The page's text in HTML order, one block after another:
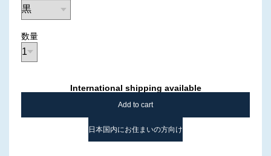
数量
International shipping available
Add to cart
日本国内にお住まいの方向け